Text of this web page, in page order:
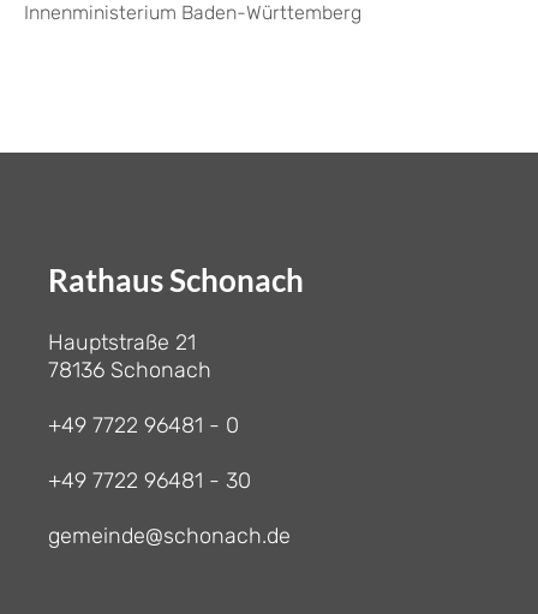
Innenministerium Baden-Württemberg
Rathaus Schonach
Hauptstraße 21
78136 Schonach
+49 7722 96481 - 0
+49 7722 96481 - 30
gemeinde@schonach.de